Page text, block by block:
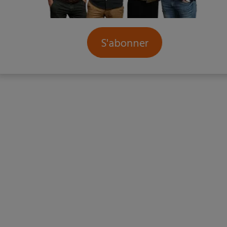
S'abonner